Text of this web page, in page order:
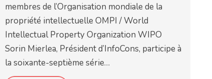
membres de l’Organisation mondiale de la
propriété intellectuelle OMPI / World
Intellectual Property Organization WIPO
Sorin Mierlea, Président d’InfoCons, participe à
la soixante-septième série…